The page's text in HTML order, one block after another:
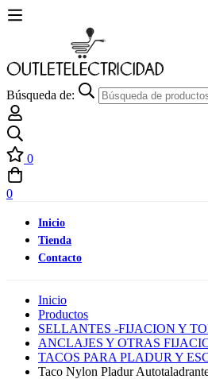
Búsqueda de:
0
0
Inicio
Tienda
Contacto
Inicio
Productos
SELLANTES -FIJACION Y
ANCLAJES Y OTRAS
TACOS PARA PLADUR Y
Taco Nylon Pladur